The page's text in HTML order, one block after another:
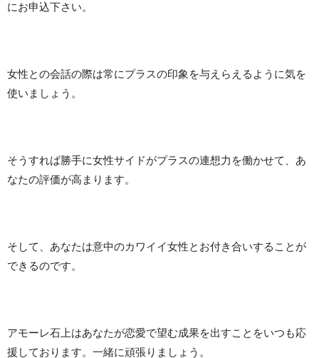
にお申込下さい。
女性との会話の際は常にプラスの印象を与えらえるように気を
使いましょう。
そうすれば勝手に女性サイドがプラスの連想力を働かせて、あ
なたの評価が高まります。
そして、あなたは意中のカワイイ女性とお付き合いすることが
できるのです。
アモーレ石上はあなたが恋愛で望む成果を出すことをいつも応
援しております。一緒に頑張りましょう。